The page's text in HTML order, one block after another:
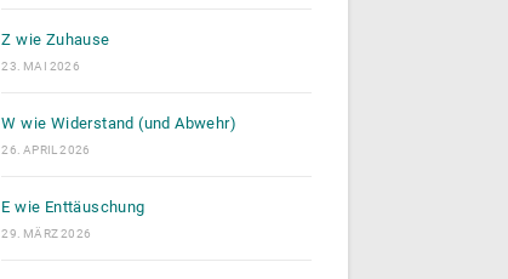
Z wie Zuhause
23. MAI 2026
W wie Widerstand (und Abwehr)
26. APRIL 2026
E wie Enttäuschung
29. MÄRZ 2026